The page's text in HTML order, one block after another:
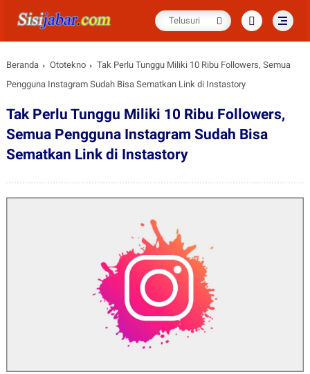
Beranda Ototekno
Tak Perlu Tunggu Miliki 10 Ribu Followers, Semua
Pengguna Instagram Sudah Bisa Sematkan Link di Instastory
Tak Perlu Tunggu Miliki 10 Ribu Followers,
Semua Pengguna Instagram Sudah Bisa
Sematkan Link di Instastory